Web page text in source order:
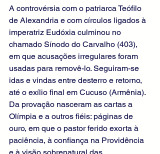
A controvérsia com o patriarca Teófilo
de Alexandria e com círculos ligados à
imperatriz Eudóxia culminou no
chamado Sínodo do Carvalho (403),
em que acusações irregulares foram
usadas para removê-lo. Seguiram-se
idas e vindas entre desterro e retorno,
até o exílio final em Cucuso (Armênia).
Da provação nasceram as cartas a
Olímpia e a outros fiéis: páginas de
ouro, em que o pastor ferido exorta à
paciência, à confiança na Providência